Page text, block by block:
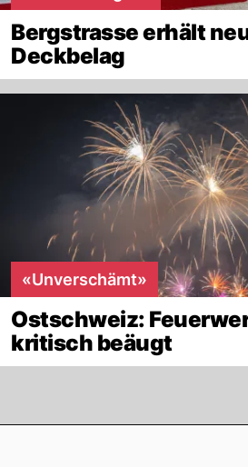
Bergstrasse erhält
Deckbelag
«Unverschämt»
Ostschweiz:
kritisch beäugt